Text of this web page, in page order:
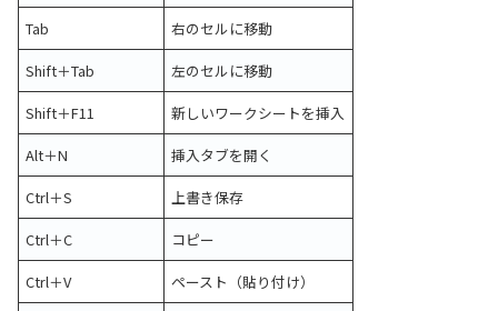
Tab
右のセルに移動
Shift＋Tab
左のセルに移動
Shift＋F11
新しいワークシートを挿入
Alt＋N
挿入タブを開く
Ctrl＋S
上書き保存
Ctrl＋C
コピー
Ctrl＋V
ペースト（貼り付け）